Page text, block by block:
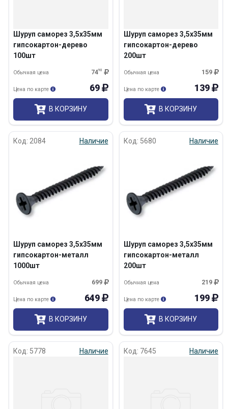
Шуруп саморез 3,5х35мм
гипсокартон-дерево
100шт
7490
Обычная цена
69
Цена по карте
В КОРЗИНУ
Шуруп саморез 3,5х35мм
гипсокартон-дерево
200шт
159
Обычная цена
139
Цена по карте
В КОРЗИНУ
Код: 2084 Наличие
Шуруп саморез 3,5х35мм
гипсокартон-металл
1000шт
699
Обычная цена
649
Цена по карте
В КОРЗИНУ
Код: 5680 Наличие
Шуруп саморез 3,5х35мм
гипсокартон-металл
200шт
219
Обычная цена
199
Цена по карте
В КОРЗИНУ
Код: 5778 Наличие Код: 7645 Наличие